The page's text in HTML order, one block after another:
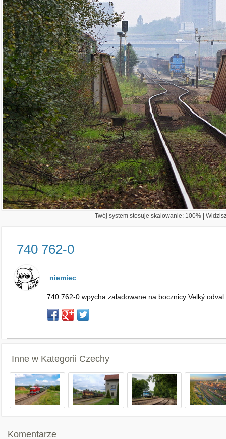
Twój system stosuje skalowanie: 100% |
740 762-0
niemiec
740 762-0 wpycha załadowane na bocznicy Velký
Inne w Kategorii Czechy
Komentarze